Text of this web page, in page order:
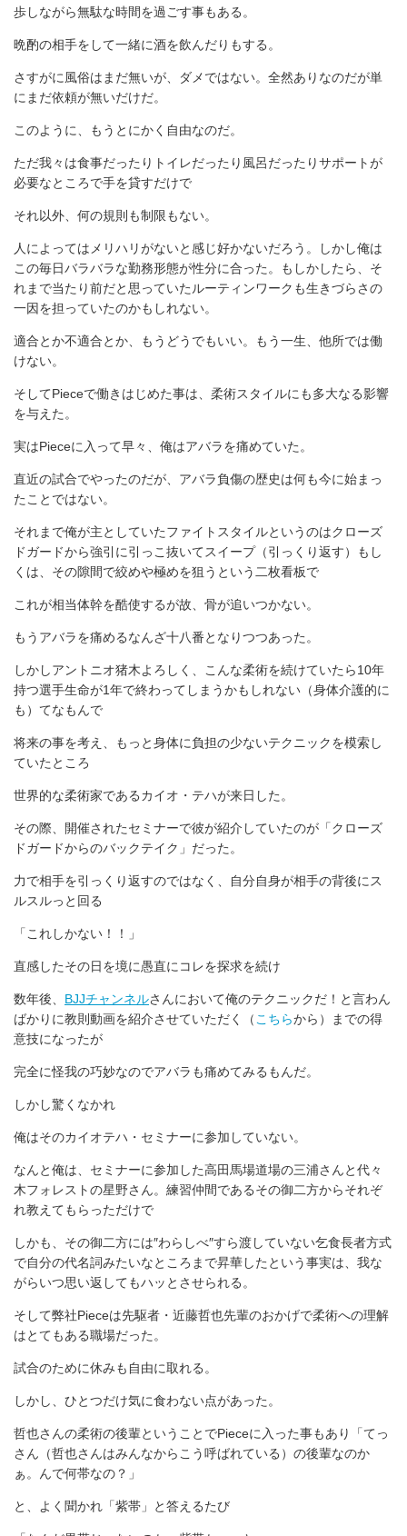
歩しながら無駄な時間を過ごす事もある。
晩酌の相手をして一緒に酒を飲んだりもする。
さすがに風俗はまだ無いが、ダメではない。全然ありなのだが単
にまだ依頼が無いだけだ。
このように、もうとにかく自由なのだ。
ただ我々は食事だったりトイレだったり風呂だったりサポートが
必要なところで手を貸すだけで
それ以外、何の規則も制限もない。
人によってはメリハリがないと感じ好かないだろう。しかし俺は
この毎日バラバラな勤務形態が性分に合った。もしかしたら、そ
れまで当たり前だと思っていたルーティンワークも生きづらさの
一因を担っていたのかもしれない。
適合とか不適合とか、もうどうでもいい。もう一生、他所では働
けない。
そしてPieceで働きはじめた事は、柔術スタイルにも多大なる影響
を与えた。
実はPieceに入って早々、俺はアバラを痛めていた。
直近の試合でやったのだが、アバラ負傷の歴史は何も今に始まっ
たことではない。
それまで俺が主としていたファイトスタイルというのはクローズ
ドガードから強引に引っこ抜いてスイープ（引っくり返す）もし
くは、その隙間で絞めや極めを狙うという二枚看板で
これが相当体幹を酷使するが故、骨が追いつかない。
もうアバラを痛めるなんざ十八番となりつつあった。
しかしアントニオ猪木よろしく、こんな柔術を続けていたら10年
持つ選手生命が1年で終わってしまうかもしれない（身体介護的に
も）てなもんで
将来の事を考え、もっと身体に負担の少ないテクニックを模索し
ていたところ
世界的な柔術家であるカイオ・テハが来日した。
その際、開催されたセミナーで彼が紹介していたのが「クローズ
ドガードからのバックテイク」だった。
力で相手を引っくり返すのではなく、自分自身が相手の背後にス
ルスルっと回る
「これしかない！！」
直感したその日を境に愚直にコレを探求を続け
数年後、 BJJチャンネルさんにおいて俺のテクニックだ！と言わん
ばかりに教則動画を紹介させていただく（こちらから）までの得
意技になったが
完全に怪我の巧妙なのでアバラも痛めてみるもんだ。
しかし驚くなかれ
俺はそのカイオテハ・セミナーに参加していない。
なんと俺は、セミナーに参加した高田馬場道場の三浦さんと代々
木フォレストの星野さん。練習仲間であるその御二方からそれぞ
れ教えてもらっただけで
しかも、その御二方には″わらしべ″すら渡していない乞食長者方式
で自分の代名詞みたいなところまで昇華したという事実は、我な
がらいつ思い返してもハッとさせられる。
そして弊社Pieceは先駆者・近藤哲也先輩のおかげで柔術への理解
はとてもある職場だった。
試合のために休みも自由に取れる。
しかし、ひとつだけ気に食わない点があった。
哲也さんの柔術の後輩ということでPieceに入った事もあり「てっ
さん（哲也さんはみんなからこう呼ばれている）の後輩なのか
ぁ。んで何帯なの？」
と、よく聞かれ「紫帯」と答えるたび